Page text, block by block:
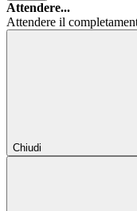
Attendere...
Attendere il
Chiudi